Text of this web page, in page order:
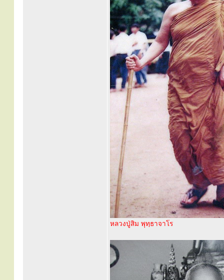
หลวงปู่สิม พุทฺธาจาโร